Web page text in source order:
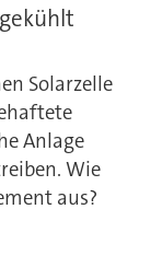
Solarzelle
Anlage
Wie
aus?